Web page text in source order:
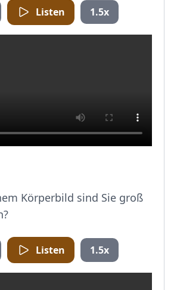
Listen 1.5x
Körperbild sind Sie groß
Listen 1.5x